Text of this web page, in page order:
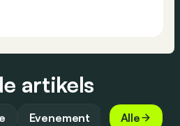
artikels
Evenement Top
Alle